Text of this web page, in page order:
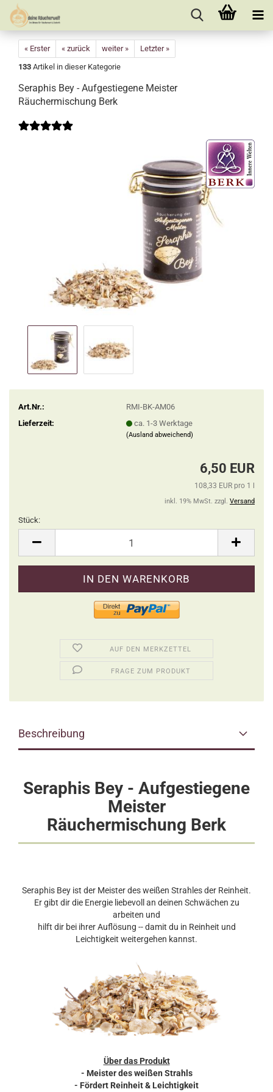
« Erster « zurück weiter »
Letzter »
133 Artikel in dieser Kategorie
Seraphis Bey - Aufgestiegene Meister
Räuchermischung Berk
Art.Nr.:
RMI-BK-AM06
Lieferzeit:
ca. 1-3 Werktage
(Ausland abweichend)
6,50 EUR
108,33 EUR pro 1 l
inkl. 19% MwSt. zzgl. Versand
Stück:
AUF DEN MERKZETTEL
FRAGE ZUM PRODUKT
Beschreibung
Seraphis Bey - Aufgestiegene
Meister
Räuchermischung Berk
Seraphis Bey ist der Meister des weißen Strahles der Reinheit.
Er gibt dir die Energie liebevoll an deinen Schwächen zu
arbeiten und
hilft dir bei ihrer Auflösung -- damit du in Reinheit und
Leichtigkeit weitergehen kannst.
Über das Produkt
- Meister des weißen Strahls
- Fördert Reinheit & Leichtigkeit